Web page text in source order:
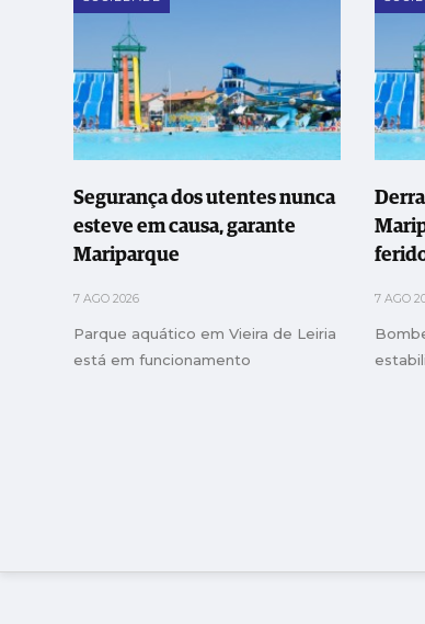
Segurança dos utentes nunca
esteve em causa, garante
Mariparque
7 AGO 2026
Parque aquático em Vieira de Leiria
está em funcionamento
7 AGO